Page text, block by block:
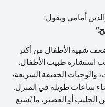
أمامي ويقول:
ضعف شهية الأطفال من أكثر
استشارة طبيب الأطفال.
والوجبات الخفيفة السريعة،
ساعات طويلة في المنزل.
الحليب أو العصير، ما يُشبع